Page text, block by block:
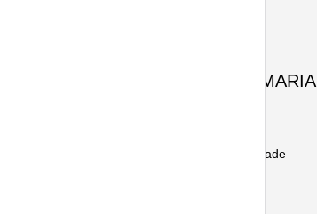
SOBRE A ESQUEMARIA
Políticas de privacidade